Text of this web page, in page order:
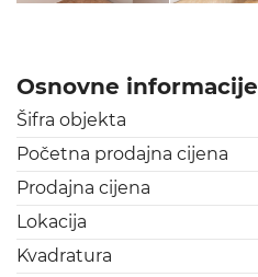
Osnovne informacije
Šifra objekta
Početna prodajna cijena
Prodajna cijena
Lokacija
Kvadratura